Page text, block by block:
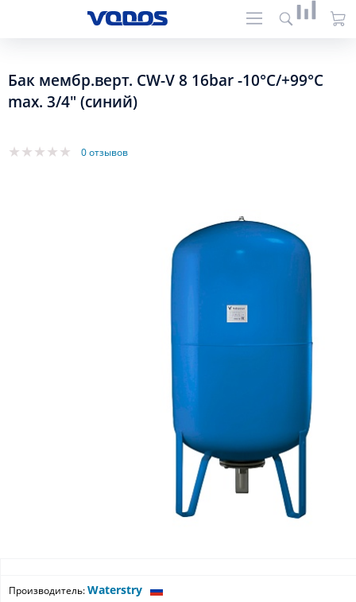
Бак мембр.верт. CW-V 8 16bar -10°C/+99°C
max. 3/4" (синий)
0 отзывов
Производитель:Waterstry